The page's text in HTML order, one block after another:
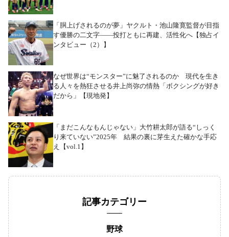
「胴上げされるのが夢」ヤクルト・池山隆寛監督が目指
す優勝の二文字――投打ともに再建、活性化へ【独占イ
ンタビュー（2）】
なぜ世界は“モンスター”に魅了されるのか 現代を生き
る人々を熱狂させる井上尚弥の情熱「ボクシングが好き
だから」【現地発】
「まだこんなもんじゃない」大竹耕太郎が語る“しっく
り来ていない”2025年 結果の裏に芽生えた確かな手応
え【vol.1】
記事カテゴリー
野球